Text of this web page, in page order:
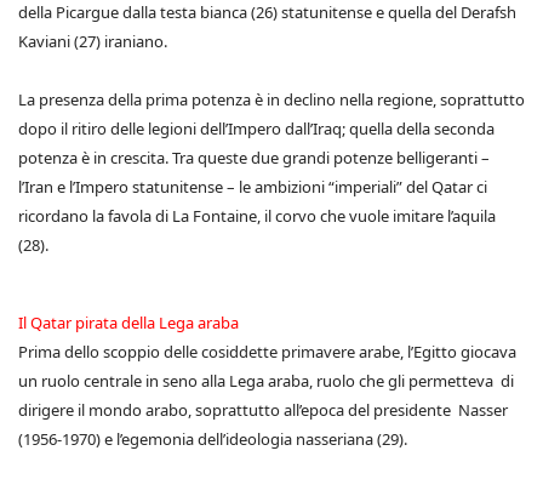
della Picargue dalla testa bianca (26) statunitense e quella del Derafsh
Kaviani (27) iraniano.
La presenza della prima potenza è in declino nella regione, soprattutto
dopo il ritiro delle legioni dell’Impero dall’Iraq; quella della seconda
potenza è in crescita. Tra queste due grandi potenze belligeranti –
l’Iran e l’Impero statunitense – le ambizioni “imperiali” del Qatar ci
ricordano la favola di La Fontaine, il corvo che vuole imitare l’aquila
(28).
Il Qatar pirata della Lega araba
Prima dello scoppio delle cosiddette primavere arabe, l’Egitto giocava
un ruolo centrale in seno alla Lega araba, ruolo che gli permetteva di
dirigere il mondo arabo, soprattutto all’epoca del presidente Nasser
(1956-1970) e l’egemonia dell’ideologia nasseriana (29).